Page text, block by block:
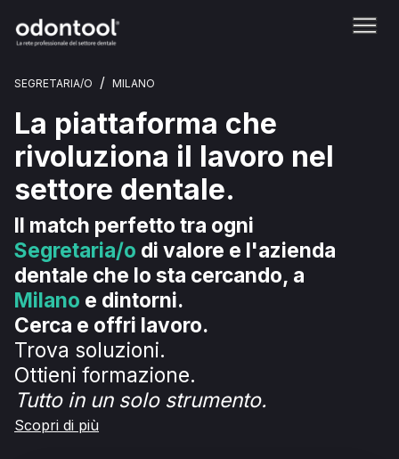
SEGRETARIA/O / MILANO
La piattaforma che
rivoluziona il lavoro nel
settore dentale.
Il match perfetto tra ogni
Segretaria/o di valore e l'azienda
dentale che lo sta cercando, a
Milano e dintorni.
Cerca e offri lavoro.
Trova soluzioni.
Ottieni formazione.
Tutto in un solo strumento.
Scopri di più